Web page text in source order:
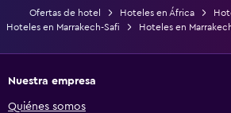
Ofertas de hotel Hoteles en África
Hoteles en Marrakech-Safi
Hoteles en
Nuestra empresa
Quiénes somos